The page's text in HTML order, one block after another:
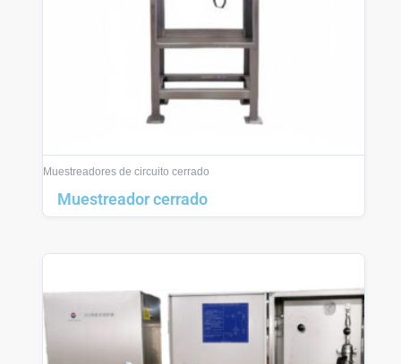
Muestreadores de circuito cerrado
Muestreador cerrado